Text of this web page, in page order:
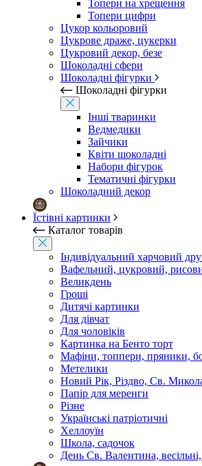
Топери на хрещення
Топери цифри
Цукор кольоровий
Цукрове драже, цукерки
Цукровий декор, безе
Шоколадні сфери
Шоколадні фігурки
Шоколадні фігурки
Інші тваринки
Ведмедики
Зайчики
Квіти шоколадні
Набори фігурок
Тематичні фігурки
Шоколадний декор
Їстівні картинки
Каталог товарів
Індивідуальний харчовий
Вафельний, цукровий,
Великдень
Гроші
Дитячі картинки
Для дівчат
Для чоловіків
Картинка на Бенто торт
Мафіни, топпери, пряники,
Метелики
Новий Рік, Різдво, Св.
Папір для меренги
Різне
Українські патріотичні
Хеллоуїн
Школа, садочок
День Св. Валентина,